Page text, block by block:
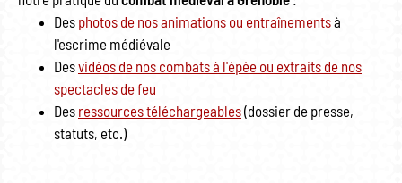
Des photos de nos animations ou entraînementsà
l'escrime médiévale
Desvidéos de nos combats à l'épée ou extraits de nos
spectacles de feu
Des ressources téléchargeables(dossier de presse,
statuts, etc.)